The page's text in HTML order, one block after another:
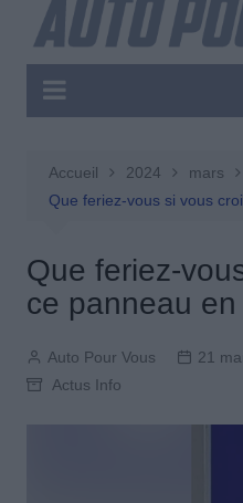
Accueil 2024 mars
Que feriez-vous si vous
Que feriez-
ce panneau
Auto Pour Vous 21
Actus Info